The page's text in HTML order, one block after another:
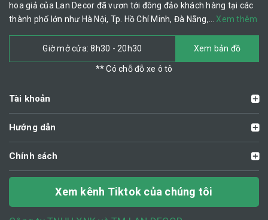
hoa giả của Lan Decor đã vươn tới đông đảo khách hàng tại các
thành phố lớn như Hà Nội, Tp. Hồ Chí Minh, Đà Nẵng,… Xem thêm
Giờ mở cửa: 8h30 - 20h30 Xem bản đồ
** Có chỗ đỗ xe ô tô
Tài khoản
Hướng dẫn
Chính sách
Xem kênh Tiktok của chúng tôi